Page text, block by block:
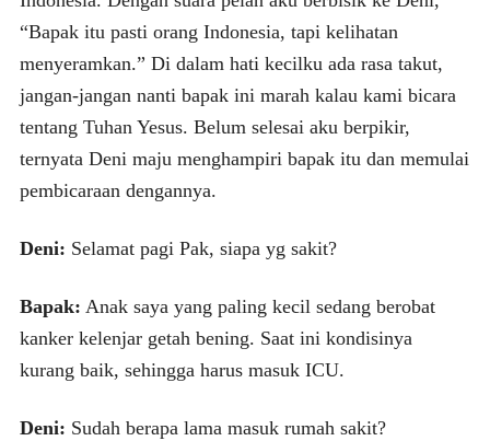
“Bapak itu pasti orang Indonesia, tapi kelihatan
menyeramkan.” Di dalam hati kecilku ada rasa takut,
jangan-jangan nanti bapak ini marah kalau kami bicara
tentang Tuhan Yesus. Belum selesai aku berpikir,
ternyata Deni maju menghampiri bapak itu dan memulai
pembicaraan dengannya.
Deni: Selamat pagi Pak, siapa yg sakit?
Bapak: Anak saya yang paling kecil sedang berobat
kanker kelenjar getah bening. Saat ini kondisinya
kurang baik, sehingga harus masuk ICU.
Deni: Sudah berapa lama masuk rumah sakit?